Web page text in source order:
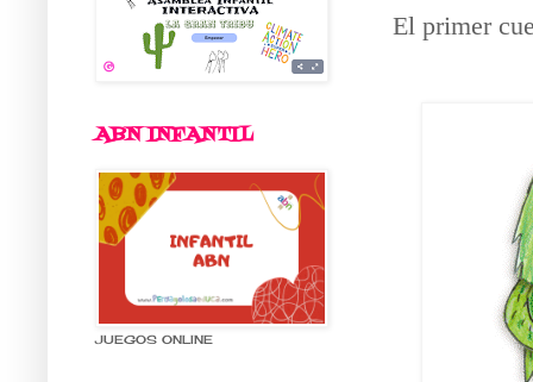
El primer
ABN INFANTIL
JUEGOS ONLINE